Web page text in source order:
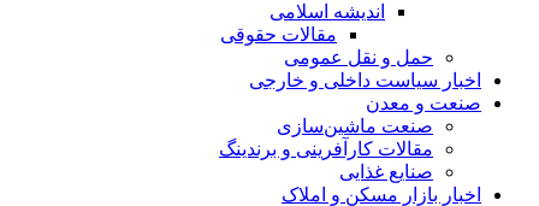
اندیشه اسلامی
مقالات حقوقی
حمل و نقل عمومی
اخبار سیاست داخلی و خارجی
صنعت و معدن
صنعت ماشین‌سازی
مقالات کارآفرینی و برندینگ
صنایع غذایی
اخبار بازار مسکن و املاک